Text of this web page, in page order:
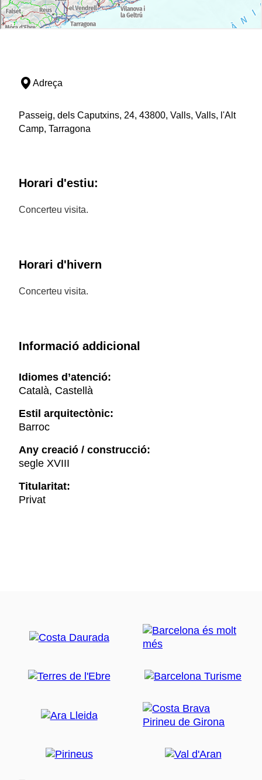
Adreça
Passeig, dels Caputxins, 24, 43800, Valls, Valls, l'Alt
Camp, Tarragona
Horari d'estiu:
Concerteu visita.
Horari d'hivern
Concerteu visita.
Informació addicional
Idiomes d’atenció:
Català, Castellà
Estil arquitectònic:
Barroc
Any creació / construcció:
segle XVIII
Titularitat:
Privat